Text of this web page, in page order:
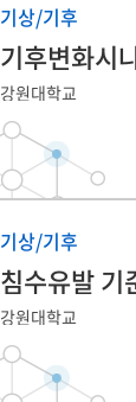
기상/기후
강원대학교
기상/기후
강원대학교